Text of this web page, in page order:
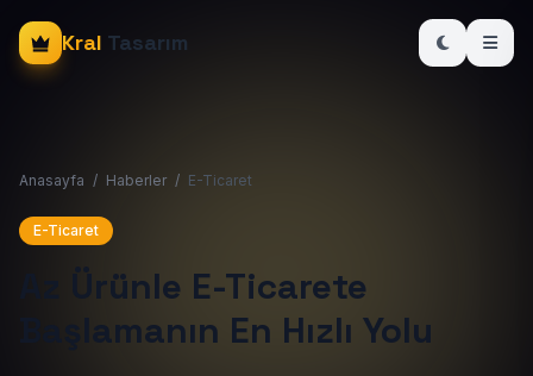
Kral Tasarım
Anasayfa / Haberler / E-Ticaret
E-Ticaret
Az Ürünle E-Ticarete
Başlamanın En Hızlı Yolu